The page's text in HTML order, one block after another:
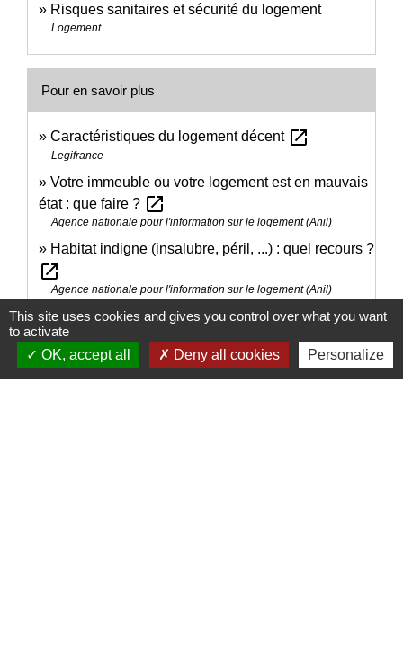
Risques sanitaires et sécurité du logement
Logement
Pour en savoir plus
Caractéristiques du logement décent open_in_new
Legifrance
Votre immeuble ou votre logement est en mauvais
état : que faire ? open_in_new
Agence nationale pour l'information sur le logement (Anil)
Habitat indigne (insalubre, péril, ...) : quel recours ?
open_in_new
Agence nationale pour l'information sur le logement (Anil)
Locataires, vos radiateurs électriques consomment
trop. Que faire ?
open_in_new
Agence nationale pour l'information sur le logement (Anil)
Interdiction de location et gel des loyers des
This site uses cookies and gives you control over what you want
to activate
OK, accept all
Deny all cookies Personalize